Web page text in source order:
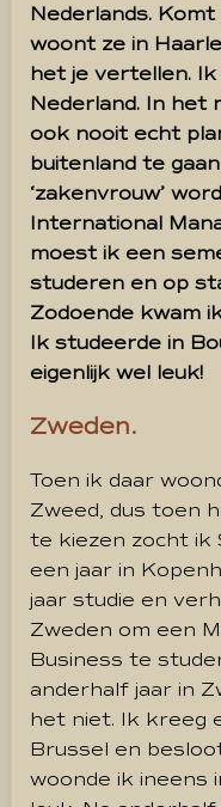
Nederlands.
woont ze in
het je vertellen.
Nederland. In het
ook nooit echt
buitenland te
‘zakenvrouw’
International
moest ik een
studeren en op
Zodoende kwam
Ik studeerde in
eigenlijk wel leuk!
Zweden.
Toen ik daar
Zweed, dus toen
te kiezen zocht ik
een jaar in
jaar studie en
Zweden om een
Business te
anderhalf jaar in
het niet. Ik kreeg
Brussel en
woonde ik ineens